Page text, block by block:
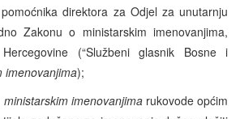
direktora za Odjel za unutarnju
Zakonu o ministarskim imenovanjima,
(“Službeni glasnik Bosne i
imenovanjima);
imenovanjimarukovode općim